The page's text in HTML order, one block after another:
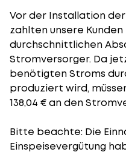
Vor der Installation
zahlten unsere Kunden
durchschnittlichen
Stromversorger. Da
benötigten Stroms
produziert wird,
138,04 € an den
Bitte beachte: Die
Einspeisevergütung